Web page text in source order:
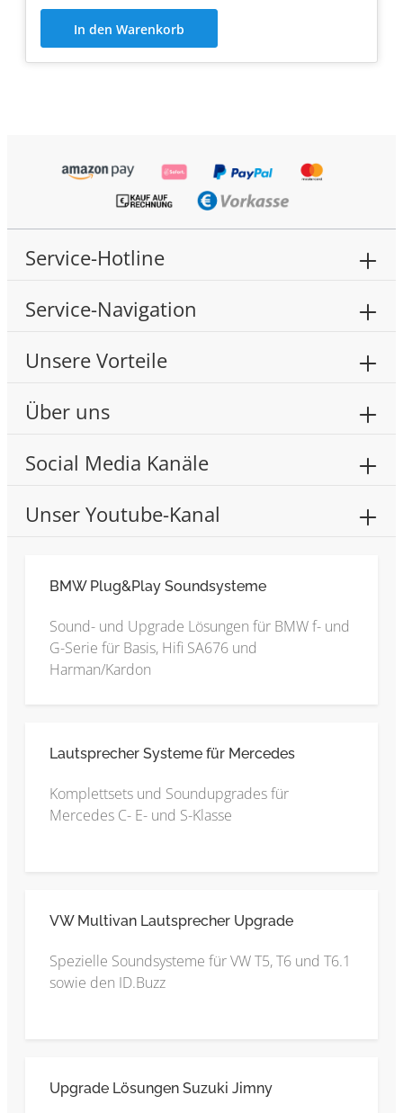
In den Warenkorb
Service-Hotline
Service-Navigation
Unsere Vorteile
Über uns
Social Media Kanäle
Unser Youtube-Kanal
BMW Plug&Play Soundsysteme
Sound- und Upgrade Lösungen für BMW f- und
G-Serie für Basis, Hifi SA676 und
Harman/Kardon
Lautsprecher Systeme für Mercedes
Komplettsets und Soundupgrades für
Mercedes C- E- und S-Klasse
VW Multivan Lautsprecher Upgrade
Spezielle Soundsysteme für VW T5, T6 und T6.1
sowie den ID.Buzz
Upgrade Lösungen Suzuki Jimny